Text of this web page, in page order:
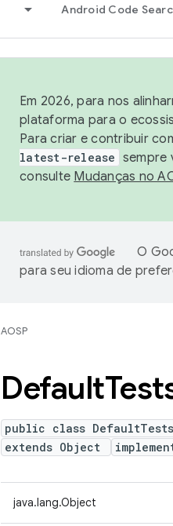
Android Code
Em 2026, para nos
plataforma para o
Para criar e contribuir
latest-release sempre
consulte Mudanças no
O
para seu idioma de
AOSP
Default
public class
extends Object
java.lang.Object